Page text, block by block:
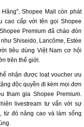
Shopee Mall còn phát
cao cấp với tên gọi Shopee
Premium đã chào đón
Shiseido, Lancôme, Estée
tiêu dùng Việt Nam cơ hội
trên thế giới.
nhận được loạt voucher ưu
độc quyền đi kèm mọi đơn
tham gia Shopee Premium.
livestream tư vấn với sự
từ đó nâng cao và làm sống